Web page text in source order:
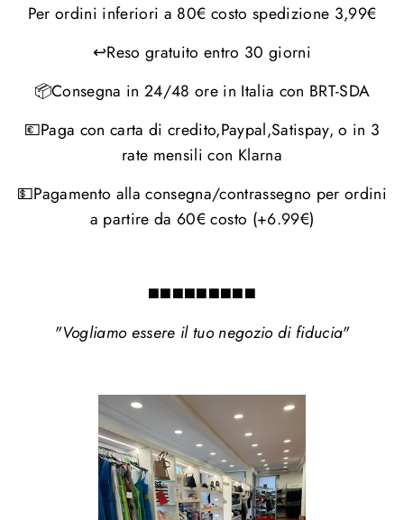
Per ordini inferiori a 80€ costo spedizione 3,99€
↩Reso gratuito entro 30 giorni
📦Consegna in 24/48 ore in Italia con BRT-SDA
💶Paga con carta di credito,Paypal,Satispay, o in 3
rate mensili con Klarna
💵Pagamento alla consegna/contrassegno per ordini
a partire da 60€ costo (+6.99€)
◼️◼️◼️◼️◼️◼️◼️◼️◼️
"Vogliamo essere il tuo negozio di fiducia"